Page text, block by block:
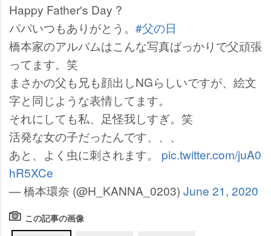
Happy Father's Day ?
パパいつもありがとう。 #父の日
橋本家のアルバムはこんな写真ばっかりで父頑張
ってます。笑
まさかの父も兄も顔出しNGらしいですが、絵文
字と同じような表情してます。
それにしても私、足怪我しすぎ。笑
活発な女の子だったんです、、、
あと、よく虫に刺されます。 pic.twitter.com/juA0
hR5XCe
— 橋本環奈 (@H_KANNA_0203) June 21, 2020
この記事の画像